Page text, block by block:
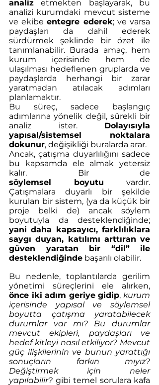
analiz etmekten başlayarak, bu
analizi kurumdaki mevcut sisteme
ve ekibe entegre ederek; ve varsa
paydaşları da dahil ederek
sürdürmek şeklinde bir özet ile
tanımlanabilir. Burada amaç, hem
kurum içerisinde hem de
ulaşılması hedeflenen gruplarda ve
paydaşlarda herhangi bir zarar
yaratmadan atılacak adımları
planlamaktır.
Bu süreç, sadece başlangıç
adımlarına yönelik değil, sürekli bir
analiz ister. Dolayısıyla
yapısal/sistemsel noktalara
dokunur, değişikliği buralarda arar.
Ancak, çatışma duyarlılığını sadece
bu kapsamda ele almak yetersiz
söylemsel
boyutu vardır.
Çatışmalara duyarlı bir şekilde
kurulan bir sistem, (ya da küçük bir
proje belki de) ancak söylem
yani daha kapsayıcı, farklılıklara
saygı duyan, katılımı arttıran ve
güven yaratan bir “dil” ile
desteklendiğinde başarılı olabilir.
Bu nedenle, toplantılarda gerilim
önce iki adım geriye gidip, kurum
içerisinde yapısal ve söylemsel
boyutta çatışma yaratabilecek
durumlar var mı? Bu durumlar
mevcut ekipleri, paydaşları ve
hedef kitleyi nasıl etkiliyor? Mevcut
güç ilişkilerinin ve bunun yarattığı
sonuçların farkın mıyız?
Değiştirmek için neler
yapılabilir? gibi temel sorulara kafa